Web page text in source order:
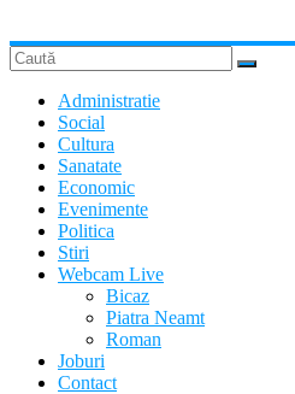
Administratie
Social
Cultura
Sanatate
Economic
Evenimente
Politica
Stiri
Webcam Live
Bicaz
Piatra Neamt
Roman
Joburi
Contact